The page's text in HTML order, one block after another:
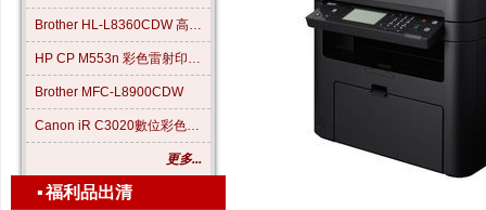
Brother HL-L8360CDW 高效彩色雷射印表機
HP CP M553n 彩色雷射印表機
Brother MFC-L8900CDW
Canon iR C3020數位彩色影印機
更多...
▪福利品出清